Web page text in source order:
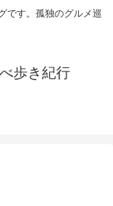
です。孤独のグルメ巡
歩き紀行